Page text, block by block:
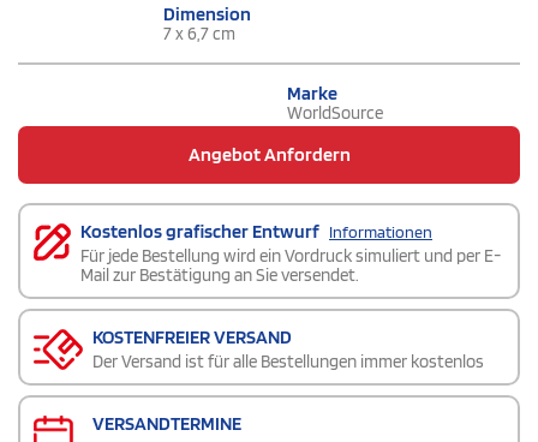
Dimension
7 x 6,7 cm
Marke
WorldSource
Angebot Anfordern
Kostenlos grafischer Entwurf Informationen
Für jede Bestellung wird ein Vordruck simuliert und per E-
Mail zur Bestätigung an Sie versendet.
KOSTENFREIER VERSAND
Der Versand ist für alle Bestellungen immer kostenlos
VERSANDTERMINE